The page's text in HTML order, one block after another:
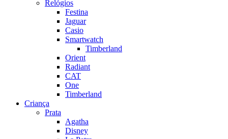
Relógios
Festina
Jaguar
Casio
Smartwatch
Timberland
Orient
Radiant
CAT
One
Timberland
Criança
Prata
Agatha
Disney